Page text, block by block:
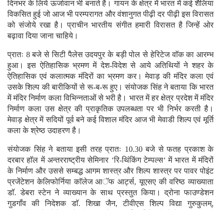
विकसित हुई जो आज भी परम्परागत और वंशानुगत पीढ़ी दर पीढ़ी इस विरासत
को संजोये रखा है। प्राचीन भारतीय संगीत हमारी विरासत है जिन्हें ओर
बढ़ावा दिया जाना चाहिये।
प्रातः 8 बजे से सिटी पैलेस उदयपुर के बड़ी पोल से हेरिटेज वाॅक का आरम्भ
हुआ। इस ऐतिहासिक भ्रमण में देश-विदेश से आये अतिथियों ने शहर के
ऐतिहासिक एवं कलात्मक मंदिरों का भ्रमण कर। मेवाड़ की मंदिर कला एवं
उसके शिल्प की बारीकियों से रू-ब-रू हुए। संयोजक सिंह ने बताया कि भारत
में मंदिर निर्माण कला विभिन्नताओं से भरी है। भारत में हर क्षेत्र प्रदेश में मंदिर
निर्माण कला उस क्षेत्र की प्राकृतिक उपलब्धता पर भी निर्भर करती है।
मेवाड़ क्षेत्र में सदियों पूर्व बने कई विशाल मंदिर आज भी मेवाडी शिल्प एवं मूर्ति
कला के श्रेष्ठ उदाहरण है।
संयोजक सिंह ने बताया इसी तरह प्रातः 10.30 बजे से फतह प्रकाश के
दरबार हाॅल में अन्तरराष्ट्रीय सेमिनार ‘रि-थिंकिंग टेम्पल्स‘ में भारत में मंदिरों
के निर्माण और उससे सम्बद्ध आगम शास्त्र और शिल्प शास्त्र पर पावर पोइंट
प्रजेंटेशन केलिफोर्निया काॅलेज आॅफ आर्ट्स, यूएसए की वरिष्ठ व्याख्याता
डाॅ. डेबरा स्टेन ने व्याख्यान के साथ प्रस्तुत किया। द्रोना फाउण्डेशन
गुडगाँव की निदेशक डाॅ. शिखा जैन, टीवीएस शिल्प विद्या गुरुकुलम्,